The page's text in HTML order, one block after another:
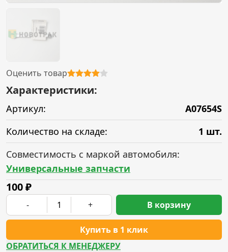
Оценить товар
Характеристики:
Артикул:
A07654S
Количество на складе:
1 шт.
Совместимость с маркой автомобиля:
Универсальные запчасти
100₽
- +
Купить в 1 клик
В корзину
ОБРАТИТЬСЯ К МЕНЕДЖЕРУ